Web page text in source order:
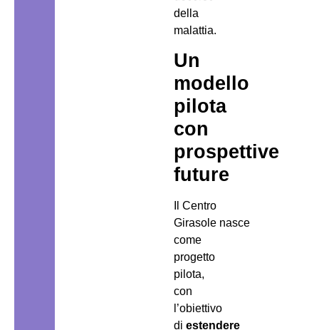
della
malattia.
Un
modello
pilota
con
prospettive
future
Il Centro
Girasole nasce
come
progetto
pilota,
con
l’obiettivo
di estendere